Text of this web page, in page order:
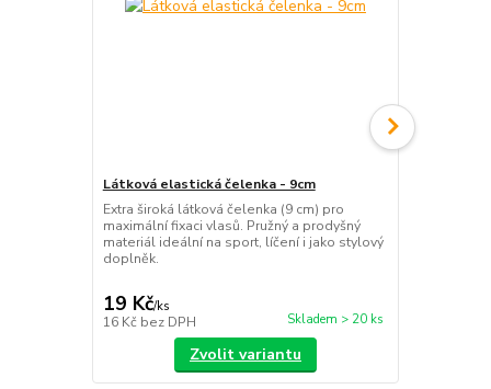
Látková elastická čelenka - 9cm
Extra široká látková čelenka (9 cm) pro
maximální fixaci vlasů. Pružný a prodyšný
materiál ideální na sport, líčení i jako stylový
doplněk.
19 Kč/ks
16 Kč bez DPH Skladem > 20 ks
Zvolit variantu